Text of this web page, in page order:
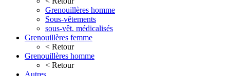
Grenouillères homme
Sous-vêtements
sous-vêt. médicalisés
Grenouillères femme
< Retour
Grenouillères homme
< Retour
Autres